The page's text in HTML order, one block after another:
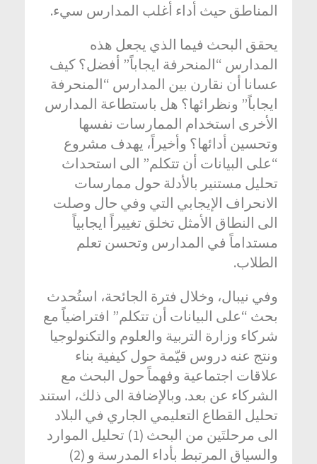
المناطق حيث أداء أغلب المدارس سيء.
يحقق البحث فيما الذي يجعل هذه
المدارس “المنحرفة ايجاباً” أفضل؟ كيف
عسانا أن نقارن بين المدارس “المنحرفة
ايجاباً” ونظرائها؟ هل باستطاعة المدارس
الأخرى استخدام الممارسات نفسها
وتحسين أدائها؟ وأخيراً، يهدف مشروع
“على البيانات أن تتكلم” الى استحداث
تحليل مستنير بالأدلة حول ممارسات
الانحراف الإيجابي التي وفي حال وصلت
الى النطاق الأمثل تخلق تغييراً ايجابياً
مستداماً في المدارس وتحسن تعلم
الطلاب.
وفي نيبال، وخلال فترة الجائحة، استُحدث
بحث “على البيانات أن تتكلم” افتراضياً مع
شركاء وزارة التربية والعلوم والتكنولوجيا
ونتج عنه دروس قيّمة حول كيفية بناء
علاقات اجتماعية وفهماً حول البحث مع
الشركاء عن بعد. وبالإضافة الى ذلك، استند
تحليل القطاع التعليمي الجاري في البلاد
الى مرحلتَين من البحث (1) تحليل الموارد
والسياق المرتبط بأداء المدرسة و (2)